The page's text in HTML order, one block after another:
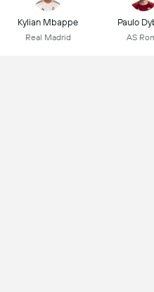
Kylian Mbappe
Real Madrid
Paulo
AS